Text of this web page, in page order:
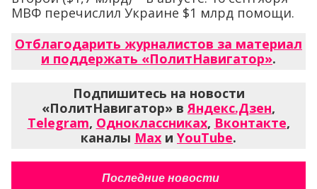
МВФ перечислил Украине $1 млрд помощи.
Отблагодарить журналистов за материал
и поддержать «ПолитНавигатор».
Подпишитесь на новости
«ПолитНавигатор» вЯндекс.Дзен,
Telegram, Одноклассниках, Вконтакте,
каналы Max и YouTube.
Последние новости